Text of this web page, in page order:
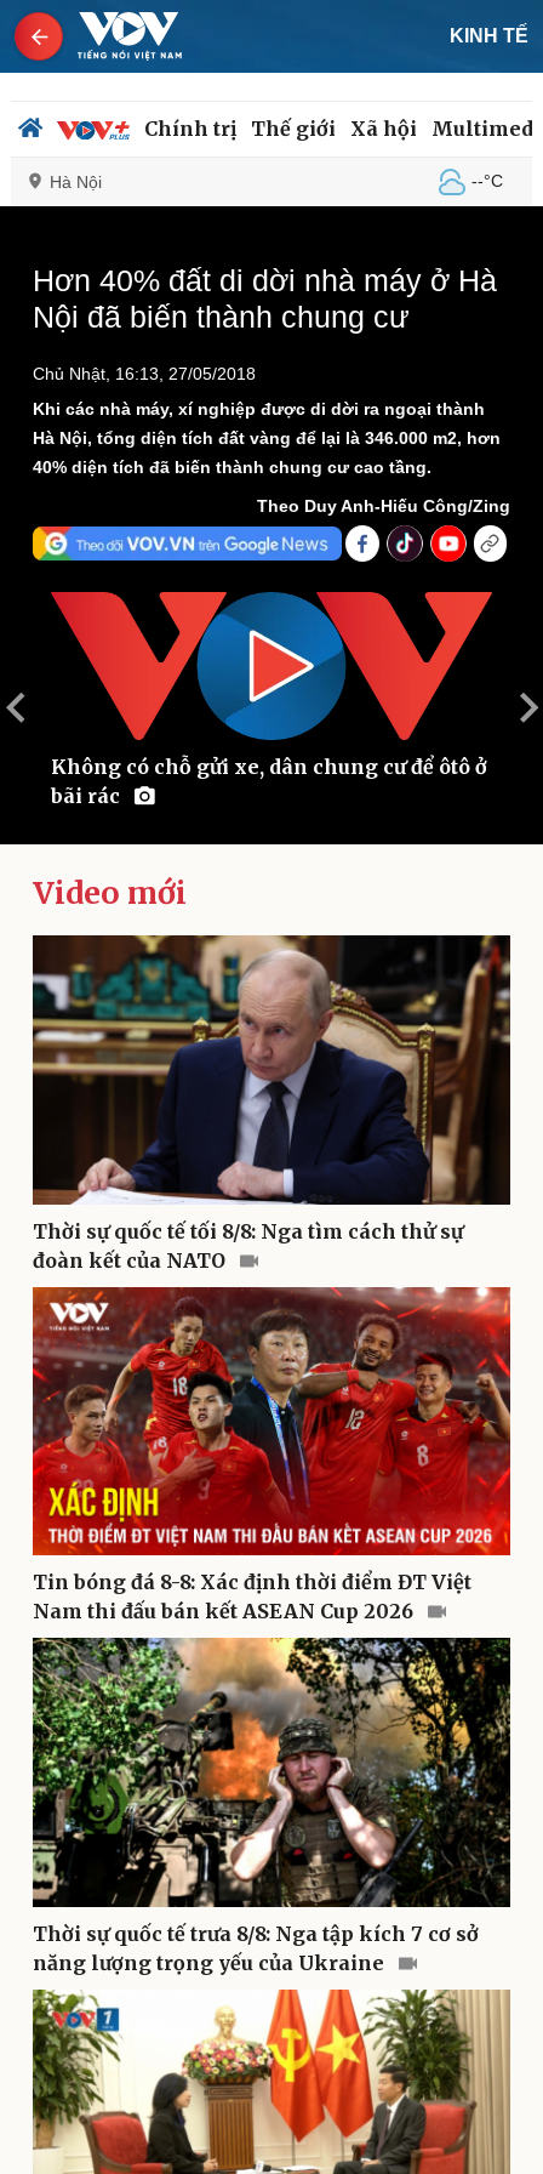
KINH TẾ
Chính trị Thế giới Xã hội
Hà Nội --°C
Chính trị
Đảng
Quốc hội
Nhận diện sự thật
Xã hội
Tin 24h
Dấu ấn VOV
Việc làm
Quan sát
Hồ sơ
Video
Bất động sản
Khởi nghiệp
Giá vàng
Tiêu dùng
Tỷ giá
Chứng khoán
Giá cà phê
Pháp luật
Vụ án
Tin nóng
Tư vấn luật
Quân sự - Quốc phòng
Vũ khí
Việt Nam
Phân tích
window.server or network failed or because the format is not
supported.
Hơn 40% đất di dời nhà máy ở Hà
Nội đã biến thành chung cư
Chủ Nhật, 16:13, 27/05/2018
Khi các nhà máy, xí nghiệp được di dời ra ngoại thành
Hà Nội, tổng diện tích đất vàng để lại là 346.000 m2, hơn
40% diện tích đã biến thành chung cư cao tầng.
Theo Duy Anh-Hiếu Công/Zing
Không có chỗ gửi xe, dân chung cư để ôtô ở
bãi rác
Video mới
Thời sự quốc tế tối 8/8: Nga tìm cách thử sự
đoàn kết của NATO
Tin bóng đá 8-8: Xác định thời điểm ĐT Việt
Nam thi đấu bán kết ASEAN Cup 2026
Thời sự quốc tế trưa 8/8: Nga tập kích 7 cơ sở
năng lượng trọng yếu của Ukraine